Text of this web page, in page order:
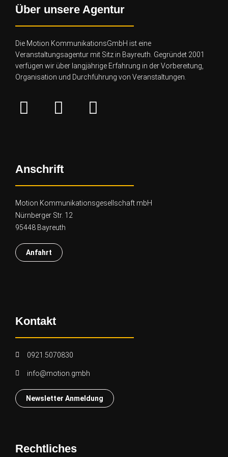
Über unsere Agentur
Die Motion KommunikationsGmbH ist eine
Veranstaltungsagentur mit Sitz in Bayreuth. Gegründet 2001
verfügen wir über langjährige Erfahrung in der Vorbereitung,
Organisation und Durchführung von Veranstaltungen.
Anschrift
Motion Kommunikationsgesellschaft mbH
Nürnberger Str. 12
95448 Bayreuth
Anfahrt
Kontakt
0921.5070830
info@motion.gmbh
Newsletter Anmeldung
Rechtliches